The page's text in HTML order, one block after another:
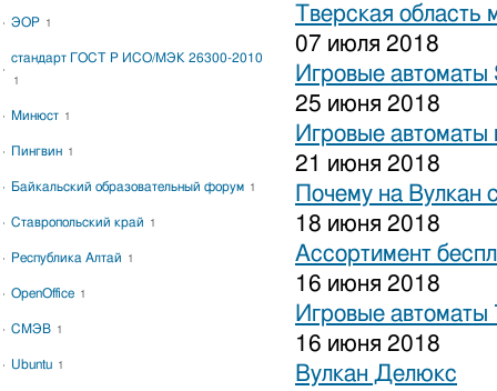
Тверская область
07 июля 2018
Игровые автоматы
25 июня 2018
Игровые
21 июня 2018
Почему на Вулкан
18 июня 2018
Ассортимент
16 июня 2018
Игровые автоматы
16 июня 2018
Вулкан Делюкс
ЭОР 1
стандарт ГОСТ Р ИСО/МЭК 26300-2010
1
Минюст 1
Пингвин 1
Байкальский образовательный форум 1
Ставропольский край 1
Республика Алтай 1
OpenOffice 1
СМЭВ 1
Ubuntu 1